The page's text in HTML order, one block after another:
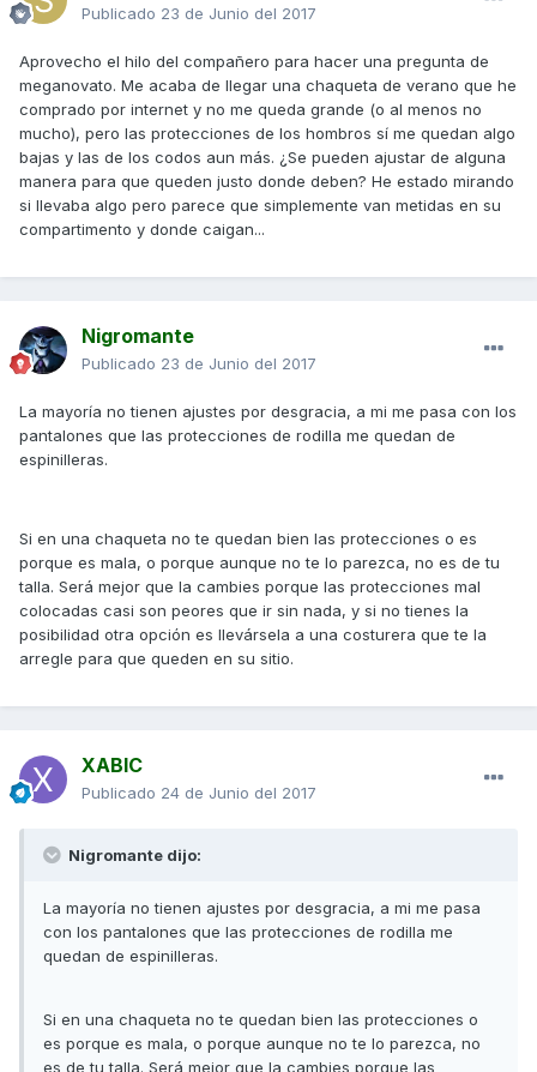
Publicado 23 de Junio del 2017
Aprovecho el hilo del compañero para hacer una pregunta de
meganovato. Me acaba de llegar una chaqueta de verano que he
comprado por internet y no me queda grande (o al menos no
mucho), pero las protecciones de los hombros sí me quedan algo
bajas y las de los codos aun más. ¿Se pueden ajustar de alguna
manera para que queden justo donde deben? He estado mirando
si llevaba algo pero parece que simplemente van metidas en su
compartimento y donde caigan...
Nigromante
Publicado 23 de Junio del 2017
La mayoría no tienen ajustes por desgracia, a mi me pasa con los
pantalones que las protecciones de rodilla me quedan de
espinilleras.
Si en una chaqueta no te quedan bien las protecciones o es
porque es mala, o porque aunque no te lo parezca, no es de tu
talla. Será mejor que la cambies porque las protecciones mal
colocadas casi son peores que ir sin nada, y si no tienes la
posibilidad otra opción es llevársela a una costurera que te la
arregle para que queden en su sitio.
XABIC
Publicado 24 de Junio del 2017
Nigromante dijo:
La mayoría no tienen ajustes por desgracia, a mi me pasa
con los pantalones que las protecciones de rodilla me
quedan de espinilleras.
Si en una chaqueta no te quedan bien las protecciones o
es porque es mala, o porque aunque no te lo parezca, no
es de tu talla. Será mejor que la cambies porque las